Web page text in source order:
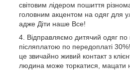
світовим лідером пошиття
головним акцентом на одяг для
адже Діти наше Все!
Відправляємо дитячий одяг по
післяплатою по передоплаті
це звичайно живий контакт з
людина може торкатися, мацати